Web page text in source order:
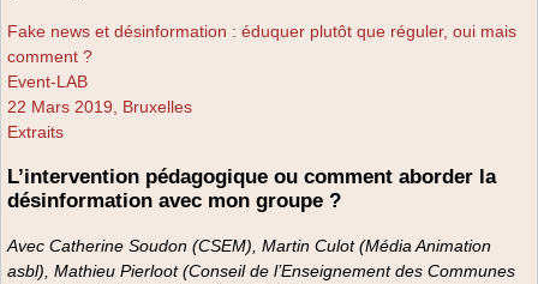
Fake news et désinformation : éduquer plutôt que réguler, oui mais
comment ?
Event-LAB
22 Mars 2019, Bruxelles
Extraits
L’intervention pédagogique ou comment aborder la
désinformation avec mon groupe ?
Avec Catherine Soudon (CSEM), Martin Culot (Média Animation
asbl), Mathieu Pierloot (Conseil de l’Enseignement des Communes